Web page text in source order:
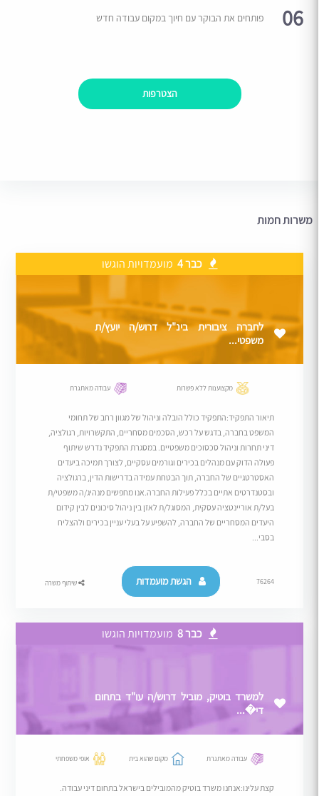
06 פותחים את הבוקר עם חיוך במקום עבודה חדש
הצטרפות
משרות חמות
כבר 4 מועמדויות הוגשו
לחברה ציבורית בינ"ל דרוש/ה יועץ/ת
משפטי...
מקצוענות ללא פשרות עבודה מאתגרת
תיאור התפקיד:התפקיד כולל הובלה וניהול של מגוון רחב של תחומי
המשפט בחברה, בדגש על רכש, הסכמים מסחריים, התקשרויות, רגולציה,
דיני תחרות וניהול סכסוכים משפטיים. במסגרת התפקיד נדרש שיתוף
פעולה הדוק עם מנהלים בכירים וגורמים עסקיים, לצורך תמיכה ביעדים
האסטרטגיים של החברה, תוך הבטחת עמידה בדרישות הדין, ברגולציה
ובסטנדרטים אתיים בכלל פעילות החברה.אנו מחפשים מנהיג/ה משפטי/ת
בעל/ת אוריינטציה עסקית, המסוגל/ת לאזן בין ניהול סיכונים לבין קידום
היעדים המסחריים של החברה, להשפיע על בעלי עניין בכירים ולהצליח
בסבי...
76264 הגשת מועמדות שיתוף משרה
כבר 8 מועמדויות הוגשו
למשרד בוטיק, מוביל דרוש/ה עו"ד בתחום
די�...
עבודה מאתגרת מקום שהוא בית אופי משפחתי
קצת עלינו:אנחנו משרד בוטיק מהמובילים בישראל בתחום דיני עבודה.